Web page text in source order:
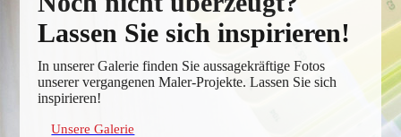
Lassen Sie sich inspirieren!
In unserer Galerie finden Sie aussagekräftige Fotos
unserer vergangenen Maler-Projekte. Lassen Sie sich
inspirieren!
Unsere Galerie